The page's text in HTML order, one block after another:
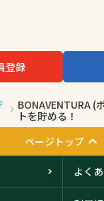
登録
BONAVENTURA (
トを貯める！
ページトップ
よく